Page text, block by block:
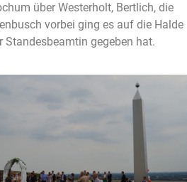
über Westerholt, Bertlich, die
vorbei ging es auf die Halde
Standesbeamtin gegeben hat.